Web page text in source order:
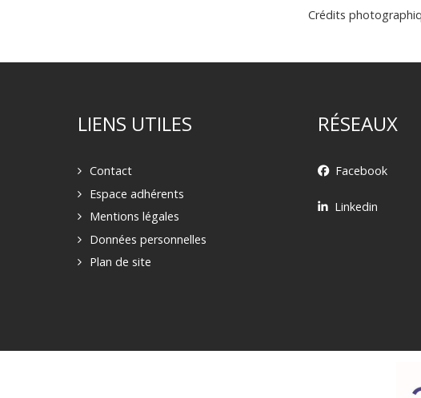
Crédits
LIENS UTILES
Contact
Espace adhérents
Mentions légales
Données personnelles
Plan de site
RÉSEAUX
Facebook
Linkedin